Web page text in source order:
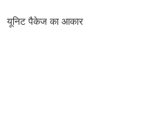
यूनिट पैकेज का आकार